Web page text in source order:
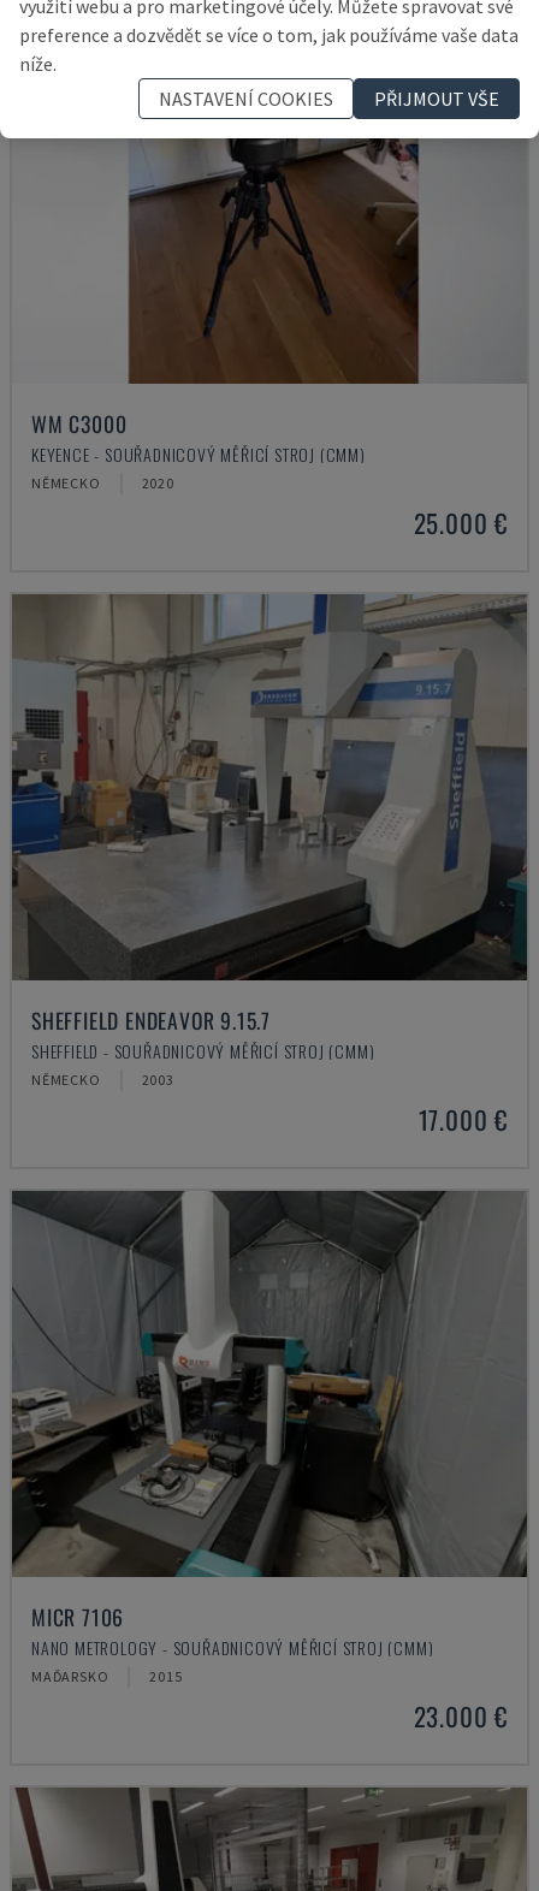
WM C3000
KEYENCE - SOUŘADNICOVÝ MĚŘICÍ STROJ (CMM)
NĚMECKO 2020
25.000 €
SHEFFIELD ENDEAVOR 9.15.7
SHEFFIELD - SOUŘADNICOVÝ MĚŘICÍ STROJ (CMM)
NĚMECKO 2003
17.000 €
MICR 7106
NANO METROLOGY - SOUŘADNICOVÝ MĚŘICÍ STROJ (CMM)
MAĎARSKO 2015
23.000 €
využití webu a pro marketingové účely. Můžete spravovat své
preference a dozvědět se více o tom, jak používáme vaše data
níže.
NASTAVENÍ COOKIES
PŘIJMOUT VŠE